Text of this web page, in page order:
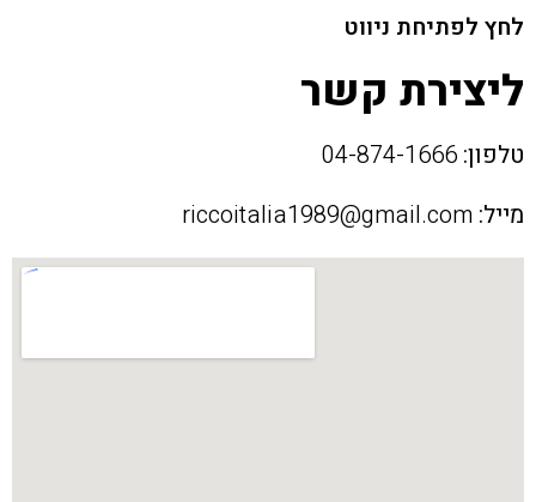
לחץ לפתיחת ניווט
ליצירת קשר
טלפון:
מייל: riccoitalia1989@gmail.com